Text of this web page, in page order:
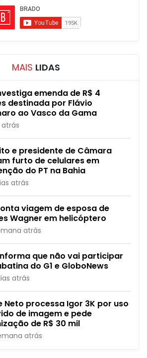
MAIS LIDAS
emenda de R$ 4
destinada por Flávio
ao Vasco da Gama
atrás
e presidente de Câmara
furto de celulares em
do PT na Bahia
atrás
viagem de esposa de
Wagner em helicóptero
atrás
que não vai participar
do G1 e GloboNews
atrás
Neto processa Igor 3K por uso
de imagem e pede
de R$ 30 mil
atrás